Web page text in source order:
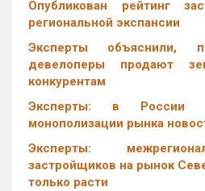
Опубликован рейтинг
региональной экспансии
Эксперты объяснили,
девелоперы продают
конкурентам
Эксперты: в России
монополизации рынка
Эксперты:
застройщиков на рынок
только расти